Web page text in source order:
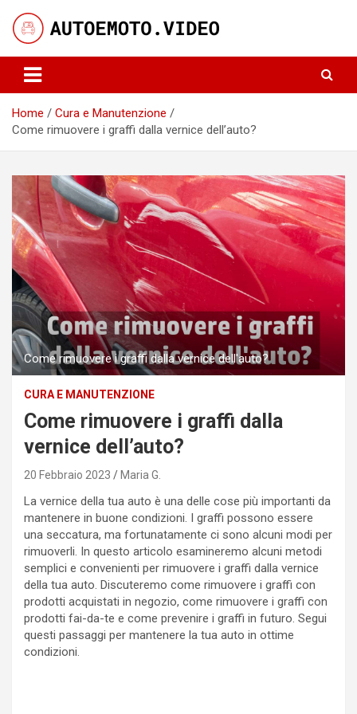
content
AutoeMoto.Video
Home
Cura e Manutenzione
Come rimuovere i graffi dalla vernice dell’auto?
Come rimuovere i graffi dalla vernice dell'auto?
CURA E MANUTENZIONE
Come rimuovere i graffi dalla
vernice dell’auto?
20 Febbraio 2023 Maria G.
La vernice della tua auto è una delle cose più importanti da
mantenere in buone condizioni. I graffi possono essere
una seccatura, ma fortunatamente ci sono alcuni modi per
rimuoverli. In questo articolo esamineremo alcuni metodi
semplici e convenienti per rimuovere i graffi dalla vernice
della tua auto. Discuteremo come rimuovere i graffi con
prodotti acquistati in negozio, come rimuovere i graffi con
prodotti fai-da-te e come prevenire i graffi in futuro. Segui
questi passaggi per mantenere la tua auto in ottime
condizioni.